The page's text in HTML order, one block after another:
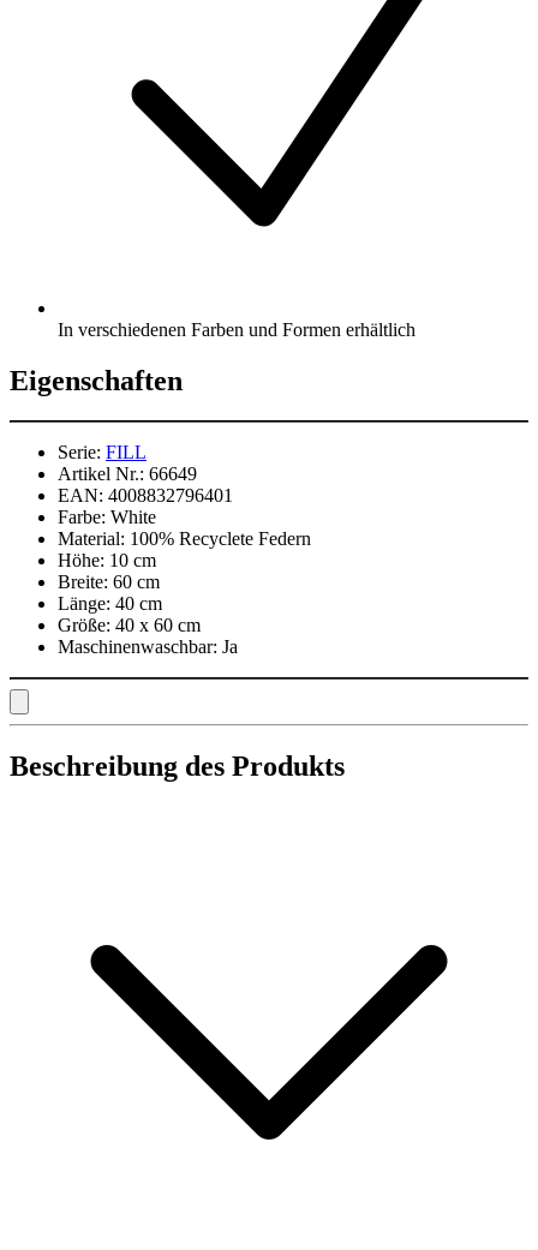
In verschiedenen Farben und Formen erhältlich
Eigenschaften
Serie: FILL
Artikel Nr.: 66649
EAN: 4008832796401
Farbe: White
Material: 100% Recyclete Federn
Höhe: 10 cm
Breite: 60 cm
Länge: 40 cm
Größe: 40 x 60 cm
Maschinenwaschbar: Ja
Beschreibung des Produkts